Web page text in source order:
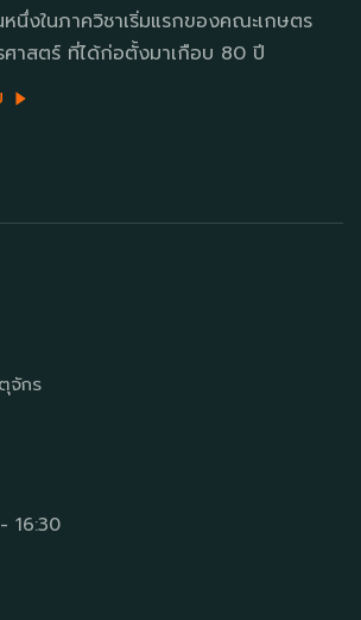
หนึ่งในภาควิชาเริ่มแรกของคณะเกษตร
าสตร์ ที่ได้ก่อตั้งมาเกือบ 80 ปี
จักร
16:30